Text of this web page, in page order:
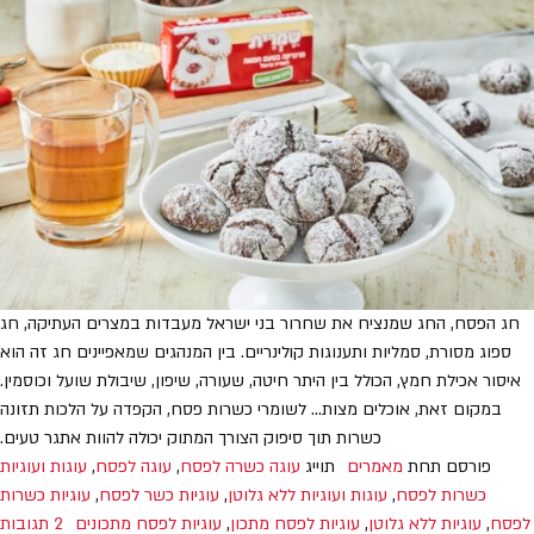
חג הפסח, החג שמנציח את שחרור בני ישראל מעבדות במצרים העתיקה, חג
ספוג מסורת, סמליות ותענוגות קולינריים. בין המנהגים שמאפיינים חג זה הוא
איסור אכילת חמץ, הכולל בין היתר חיטה, שעורה, שיפון, שיבולת שועל וכוסמין.
במקום זאת, אוכלים מצות… לשומרי כשרות פסח, הקפדה על הלכות תזונה
כשרות תוך סיפוק הצורך המתוק יכולה להוות אתגר טעים.
פורסם תחת מאמרים תוייג עוגה כשרה לפסח, עוגה לפסח, עוגות ועוגיות
כשרות לפסח, עוגות ועוגיות ללא גלוטן, עוגיות כשר לפסח, עוגיות כשרות
לפסח, עוגיות ללא גלוטן, עוגיות לפסח מתכון, עוגיות לפסח מתכונים 2 תגובות